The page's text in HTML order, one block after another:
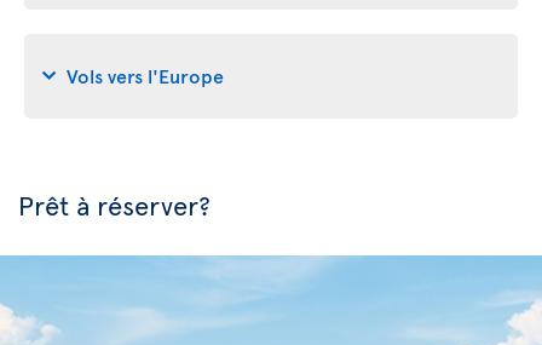
Vols vers l'Europe
Prêt à réserver?